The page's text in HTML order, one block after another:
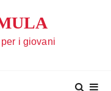
per i giovani